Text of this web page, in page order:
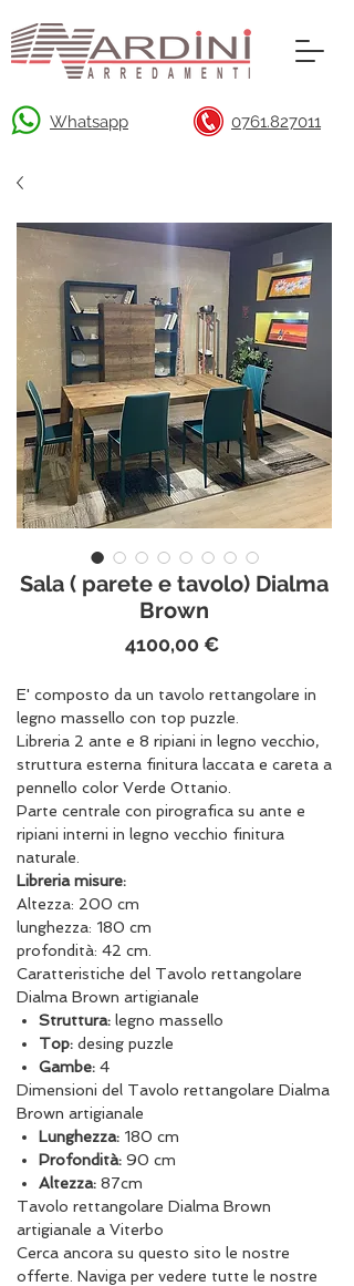
Whatsapp 0761.827011
Sala ( parete e tavolo) Dialma
Brown
4100,00 €Prezzo
E' composto da un tavolo rettangolare in
legno massello con top puzzle.
Libreria 2 ante e 8 ripiani in legno vecchio,
struttura esterna finitura laccata e careta a
pennello color Verde Ottanio.
Parte centrale con pirografica su ante e
ripiani interni in legno vecchio finitura
naturale.
Libreria misure:
Altezza: 200 cm
lunghezza: 180 cm
profondità: 42 cm.
Caratteristiche del Tavolo rettangolare
Dialma Brown artigianale
Struttura: legno massello
Top: desing puzzle
Gambe: 4
Dimensioni del Tavolo rettangolare Dialma
Brown artigianale
Lunghezza: 180 cm
Profondità: 90 cm
Altezza: 87cm
Tavolo rettangolare Dialma Brown
artigianale a Viterbo
Cerca ancora su questo sito le nostre
offerte. Naviga per vedere tutte le nostre